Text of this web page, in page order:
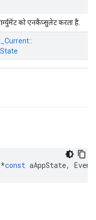
को एनकैप्सुलेट करता है.
*const aAppState,